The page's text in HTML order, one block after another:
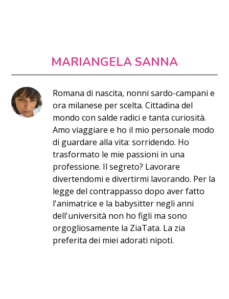
MARIANGELA SANNA
Romana di nascita, nonni sardo-campani e
ora milanese per scelta. Cittadina del
mondo con salde radici e tanta curiosità.
Amo viaggiare e ho il mio personale modo
di guardare alla vita: sorridendo. Ho
trasformato le mie passioni in una
professione. Il segreto? Lavorare
divertendomi e divertirmi lavorando. Per la
legge del contrappasso dopo aver fatto
l'animatrice e la babysitter negli anni
dell'università non ho figli ma sono
orgogliosamente la ZiaTata. La zia
preferita dei miei adorati nipoti.